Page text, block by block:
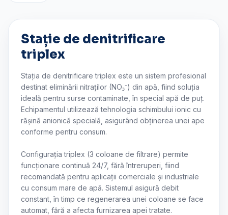
Stație de denitrificare
triplex
Stația de denitrificare triplex este un sistem profesional
destinat eliminării nitraților (NO₃⁻) din apă, fiind soluția
ideală pentru surse contaminate, în special apă de puț.
Echipamentul utilizează tehnologia schimbului ionic cu
rășină anionică specială, asigurând obținerea unei ape
conforme pentru consum.
Configurația triplex (3 coloane de filtrare) permite
funcționare continuă 24/7, fără întreruperi, fiind
recomandată pentru aplicații comerciale și industriale
cu consum mare de apă. Sistemul asigură debit
constant, în timp ce regenerarea unei coloane se face
automat, fără a afecta furnizarea apei tratate.